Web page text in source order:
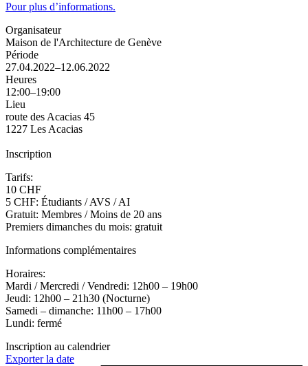
Pour plus d’informations.
Organisateur
Maison de l'Architecture de Genève
Période
27.04.2022–12.06.2022
Heures
12:00–19:00
Lieu
route des Acacias 45
1227 Les Acacias
Inscription
Tarifs:
10 CHF
5 CHF: Étudiants / AVS / AI
Gratuit: Membres / Moins de 20 ans
Premiers dimanches du mois: gratuit
Informations complémentaires
Horaires:
Mardi / Mercredi / Vendredi: 12h00 – 19h00
Jeudi: 12h00 – 21h30 (Nocturne)
Samedi – dimanche: 11h00 – 17h00
Lundi: fermé
Inscription au calendrier
Exporter la date